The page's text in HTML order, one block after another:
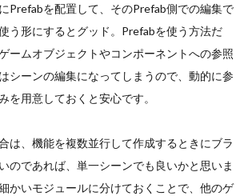
Prefabを配置して、そのPrefab側での編集で
う形にするとグッド。Prefabを使う方法だ
ームオブジェクトやコンポーネントへの参照
シーンの編集になってしまうので、動的に参
を用意しておくと安心です。
は、機能を複数並行して作成するときにブラ
のであれば、単一シーンでも良いかと思いま
かいモジュールに分けておくことで、他のゲ